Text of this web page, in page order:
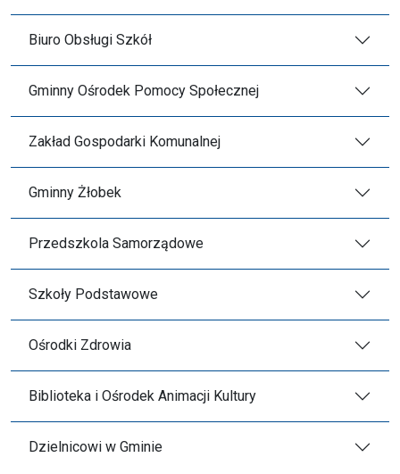
Biuro Obsługi Szkół
Gminny Ośrodek Pomocy Społecznej
Zakład Gospodarki Komunalnej
Gminny Żłobek
Przedszkola Samorządowe
Szkoły Podstawowe
Ośrodki Zdrowia
Biblioteka i Ośrodek Animacji Kultury
Dzielnicowi w Gminie